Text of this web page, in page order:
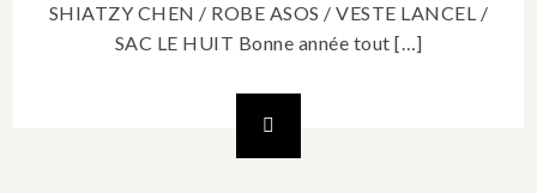
SHIATZY CHEN / ROBE ASOS / VESTE LANCEL /
SAC LE HUIT Bonne année tout […]